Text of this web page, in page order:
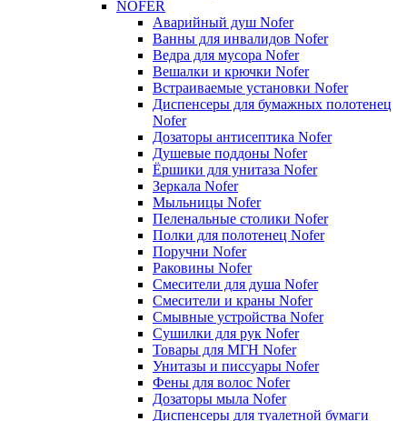
NOFER
Аварийный душ Nofer
Ванны для инвалидов Nofer
Ведра для мусора Nofer
Вешалки и крючки Nofer
Встраиваемые установки Nofer
Диспенсеры для бумажных полотенец
Nofer
Дозаторы антисептика Nofer
Душевые поддоны Nofer
Ёршики для унитаза Nofer
Зеркала Nofer
Мыльницы Nofer
Пеленальные столики Nofer
Полки для полотенец Nofer
Поручни Nofer
Раковины Nofer
Смесители для душа Nofer
Смесители и краны Nofer
Смывные устройства Nofer
Сушилки для рук Nofer
Товары для МГН Nofer
Унитазы и писсуары Nofer
Фены для волос Nofer
Дозаторы мыла Nofer
Диспенсеры для туалетной бумаги